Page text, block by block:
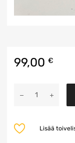
99,00 €
määrä
Lisää